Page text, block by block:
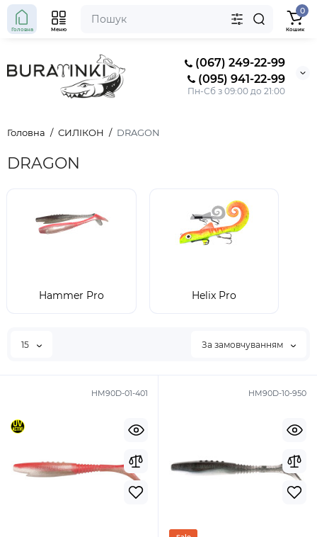
(067) 249-22-99
(095) 941-22-99
Пн-Сб з 09:00 до 21:00
Головна Меню
0
Кошик
Головна СИЛІКОН DRAGON
DRAGON
Hammer Pro Helix Pro
15 За замовчуванням
HM90D-01-401 HM90D-10-950